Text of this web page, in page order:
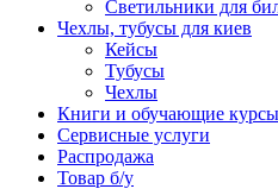
Светильники для
Чехлы, тубусы для киев
Кейсы
Тубусы
Чехлы
Книги и обучающие курсы
Сервисные услуги
Распродажа
Товар б/у